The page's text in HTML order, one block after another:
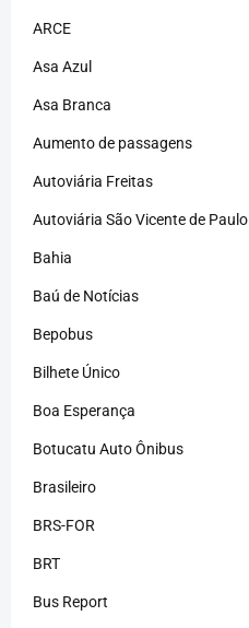
ARCE
Asa Azul
Asa Branca
Aumento de passagens
Autoviária Freitas
Autoviária São Vicente de Paulo
Bahia
Baú de Notícias
Bepobus
Bilhete Único
Boa Esperança
Botucatu Auto Ônibus
Brasileiro
BRS-FOR
BRT
Bus Report